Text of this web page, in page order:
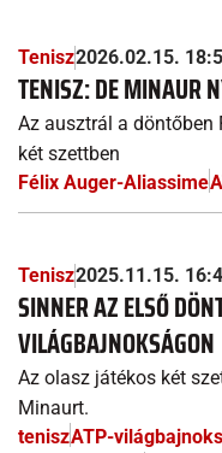
Tenisz2026.02.15.
TENISZ: DE MINAUR
Az ausztrál a döntőben
két szettben
Félix Auger-Aliassime
Tenisz2025.11.15.
SINNER AZ ELSŐ
VILÁGBAJNOKSÁGON
Az olasz játékos két
Minaurt.
teniszATP-